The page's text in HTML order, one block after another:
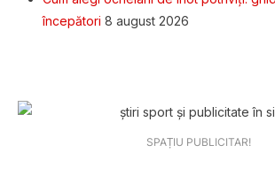
începători 8 august 2026
SPAȚIU PUBLICITAR!